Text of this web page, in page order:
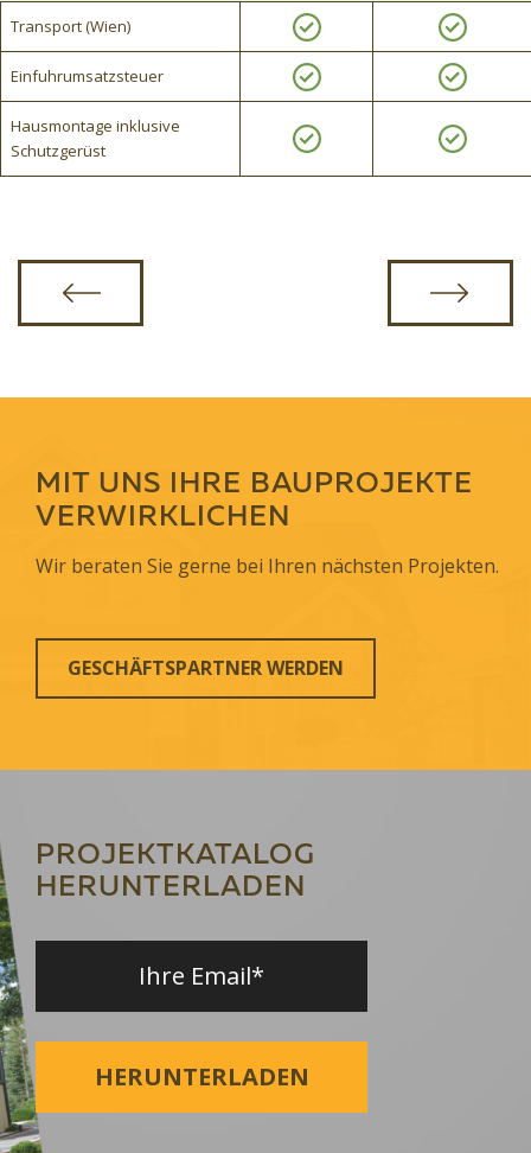
Transport (Wien)
Einfuhrumsatzsteuer
Hausmontage inklusive
Schutzgerüst
MIT UNS IHRE BAUPROJEKTE
VERWIRKLICHEN
Wir beraten Sie gerne bei Ihren nächsten Projekten.
GESCHÄFTSPARTNER WERDEN
PROJEKTKATALOG
HERUNTERLADEN
HERUNTERLADEN